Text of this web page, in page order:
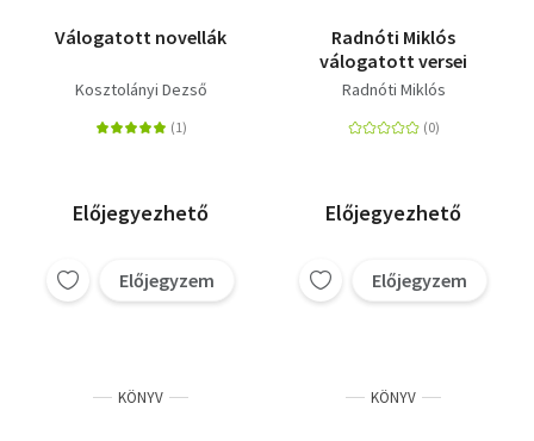
Válogatott novellák
Kosztolányi Dezső
Előjegyezhető
Előjegyzem
Radnóti Miklós
válogatott versei
Radnóti Miklós
Előjegyezhető
Előjegyzem
KÖNYV KÖNYV